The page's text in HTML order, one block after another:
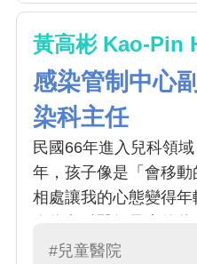
黃高彬 Kao-Pin
感染管制中心
染科主任
民國66年進入兒科領
年，孩子像是「會移
相處讓我的心態變得
訓練以及研究所相關
#兒童醫院